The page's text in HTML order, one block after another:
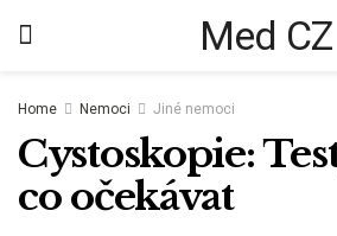
Med CZ
Home Nemoci Jiné nemoci
Cystoskopie:
co očekávat